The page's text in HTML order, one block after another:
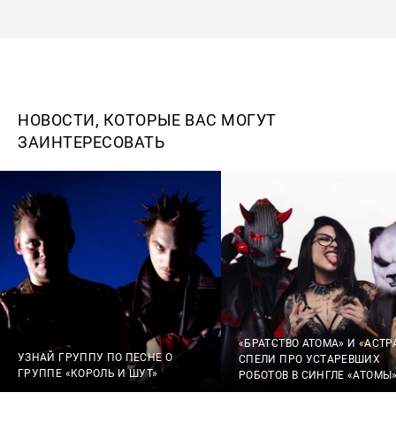
НОВОСТИ, КОТОРЫЕ ВАС МОГУТ
ЗАИНТЕРЕСОВАТЬ
УЗНАЙ ГРУППУ ПО ПЕСНЕ О
ГРУППЕ «КОРОЛЬ И ШУТ»
«БРАТСТВО АТОМА» И
СПЕЛИ ПРО УСТАРЕВШИХ
РОБОТОВ В СИНГЛЕ